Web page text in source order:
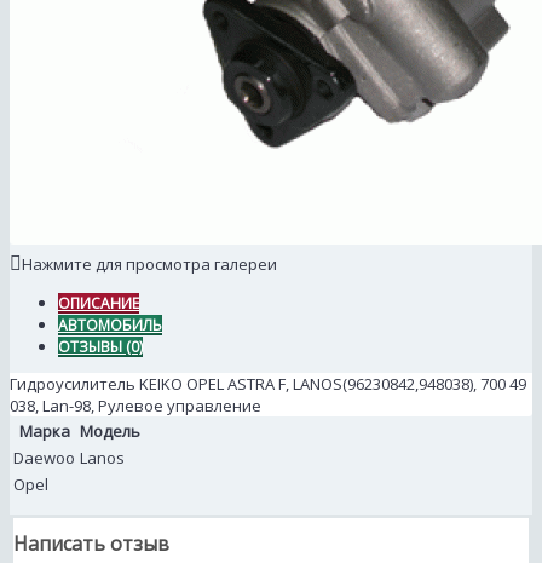
Нажмите для просмотра галереи
ОПИСАНИЕ
АВТОМОБИЛЬ
ОТЗЫВЫ (0)
Гидроусилитель KEIKO OPEL ASTRA F, LANOS(96230842,948038), 700 49
038, Lan-98, Рулевое управление
Марка Модель
Daewoo Lanos
Opel
Написать отзыв